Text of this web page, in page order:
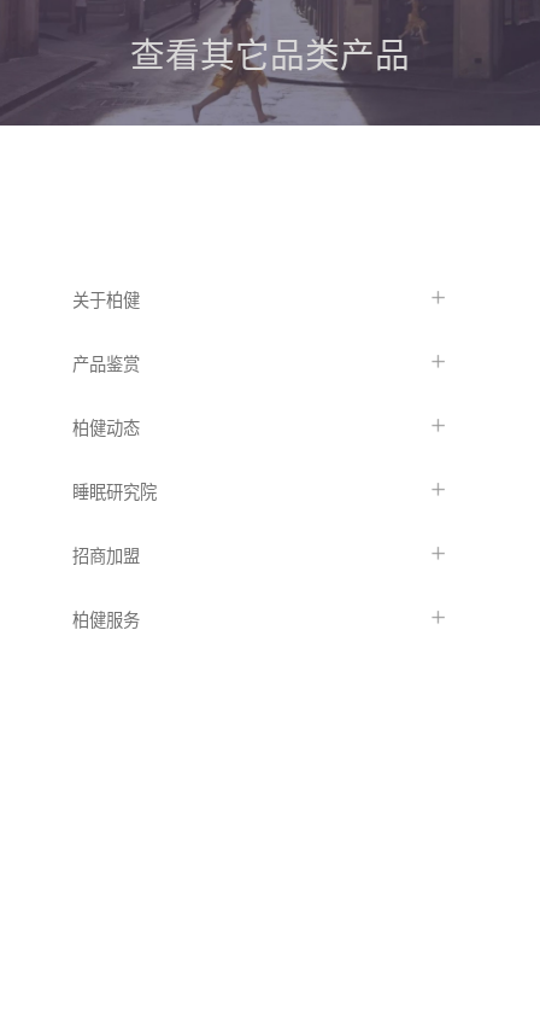
查看其它品类产品
关于柏健
产品鉴赏
柏健动态
睡眠研究院
招商加盟
柏健服务